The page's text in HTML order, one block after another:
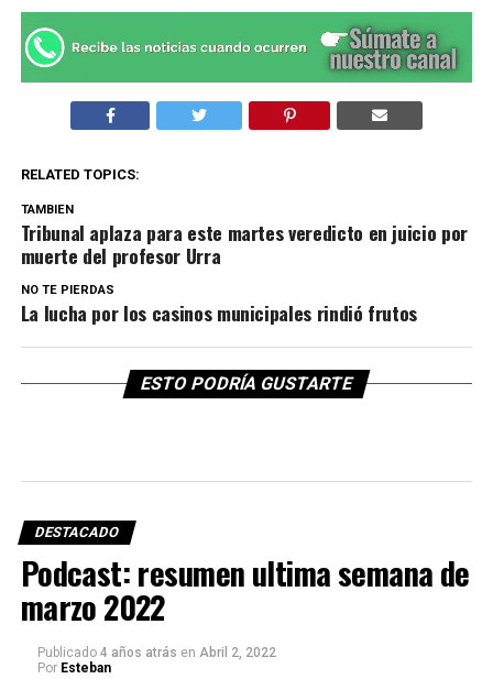
RELATED TOPICS:
TAMBIEN
Tribunal aplaza para este martes veredicto en juicio por
muerte del profesor Urra
NO TE PIERDAS
La lucha por los casinos municipales rindió frutos
ESTO PODRÍA GUSTARTE
DESTACADO
Podcast: resumen ultima semana de
marzo 2022
Publicado 4 años atrás en Abril 2, 2022
Por Esteban